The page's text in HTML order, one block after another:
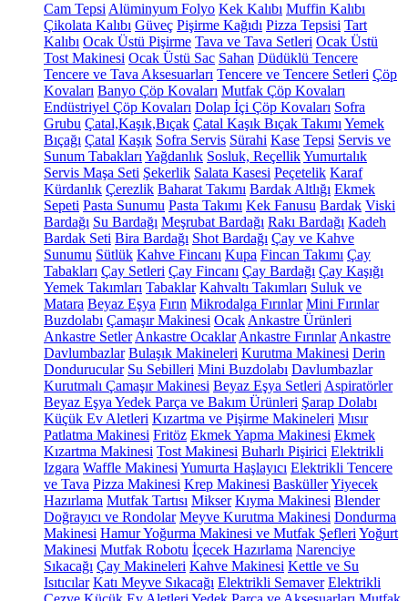
Cam Tepsi Alüminyum Folyo Kek Kalıbı Muffin Kalıbı
Çikolata Kalıbı Güveç Pişirme Kağıdı Pizza Tepsisi Tart
Kalıbı Ocak Üstü Pişirme Tava ve Tava Setleri Ocak Üstü
Tost Makinesi Ocak Üstü Sac Sahan Düdüklü Tencere
Tencere ve Tava Aksesuarları Tencere ve Tencere Setleri Çöp
Kovaları Banyo Çöp Kovaları Mutfak Çöp Kovaları
Endüstriyel Çöp Kovaları Dolap İçi Çöp Kovaları Sofra
Grubu Çatal,Kaşık,Bıçak Çatal Kaşık Bıçak Takımı Yemek
Bıçağı Çatal Kaşık Sofra Servis Sürahi Kase Tepsi Servis ve
Sunum Tabakları Yağdanlık Sosluk, ReçellikYumurtalık
Servis Maşa Seti Şekerlik Salata Kasesi Peçetelik Karaf
Kürdanlık Çerezlik Baharat Takımı Bardak Altlığı Ekmek
Sepeti Pasta Sunumu Pasta Takımı Kek Fanusu Bardak Viski
Bardağı Su Bardağı Meşrubat Bardağı Rakı Bardağı Kadeh
Bardak Seti Bira Bardağı Shot Bardağı Çay ve Kahve
Sunumu Sütlük Kahve Fincanı Kupa Fincan Takımı Çay
Tabakları Çay Setleri Çay Fincanı Çay Bardağı Çay Kaşığı
Yemek Takımları Tabaklar Kahvaltı Takımları Suluk ve
Matara Beyaz Eşya Fırın Mikrodalga Fırınlar Mini Fırınlar
Buzdolabı Çamaşır Makinesi Ocak Ankastre Ürünleri
Ankastre Setler Ankastre Ocaklar Ankastre Fırınlar Ankastre
Davlumbazlar Bulaşık Makineleri Kurutma Makinesi Derin
Dondurucular Su Sebilleri Mini Buzdolabı Davlumbazlar
Kurutmalı Çamaşır Makinesi Beyaz Eşya Setleri Aspiratörler
Beyaz Eşya Yedek Parça ve Bakım Ürünleri Şarap Dolabı
Küçük Ev Aletleri Kızartma ve Pişirme Makineleri Mısır
Patlatma Makinesi Fritöz Ekmek Yapma Makinesi Ekmek
Kızartma Makinesi Tost Makinesi Buharlı Pişirici Elektrikli
Izgara Waffle Makinesi Yumurta Haşlayıcı Elektrikli Tencere
ve Tava Pizza Makinesi Krep Makinesi BasküllerYiyecek
Hazırlama Mutfak Tartısı Mikser Kıyma Makinesi Blender
Doğrayıcı ve Rondolar Meyve Kurutma Makinesi Dondurma
Makinesi Hamur Yoğurma Makinesi ve Mutfak Şefleri Yoğurt
Makinesi Mutfak Robotu İçecek Hazırlama Narenciye
Sıkacağı Çay Makineleri Kahve Makinesi Kettle ve Su
Isıtıcılar Katı Meyve Sıkacağı Elektrikli Semaver Elektrikli